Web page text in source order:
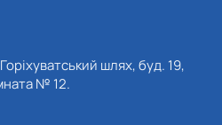
шлях, буд. 19,
№ 12.